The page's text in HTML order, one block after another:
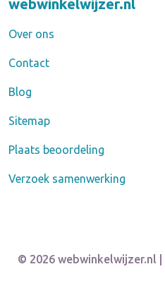
webwinkelwijzer.nl
Over ons
Contact
Blog
Sitemap
Plaats beoordeling
Verzoek samenwerking
© 2026 webwinkelwijzer.nl |